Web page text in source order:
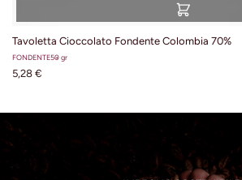
Tavoletta Cioccolato Fondente Colombia 70%
FONDENTE50 gr
5,28 €